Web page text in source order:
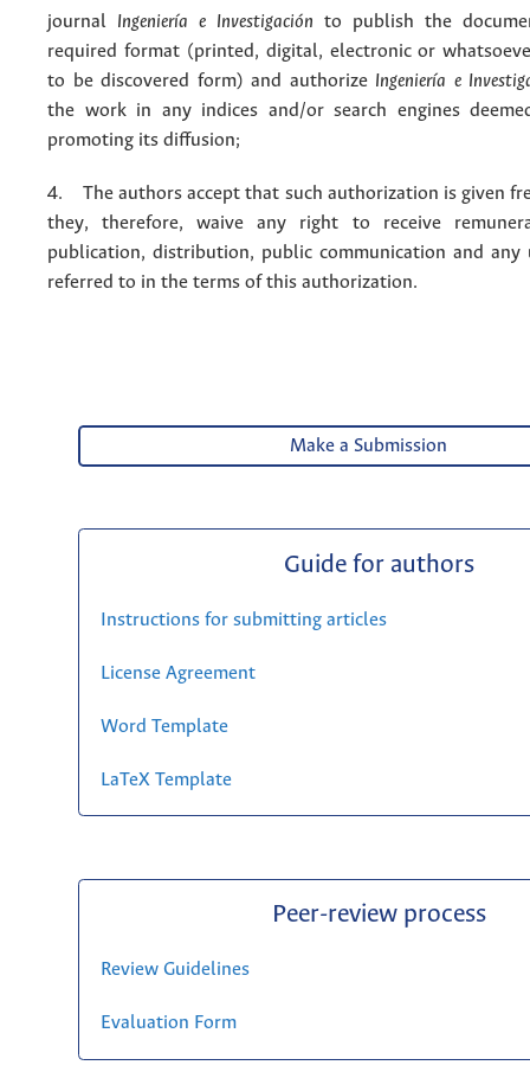
journal Ingeniería e Investigación to publish the
required format (printed, digital, electronic or
to be discovered form) and authorize Ingeniería e
the work in any indices and/or search engines
promoting its diffusion;
4. The authors accept that such authorization is given
they, therefore, waive any right to receive
publication, distribution, public communication and any
referred to in the terms of this authorization.
Make a Submission
Guide for authors
Instructions for submitting articles
License Agreement
Word Template
LaTeX Template
Peer-review process
Review Guidelines
Evaluation Form